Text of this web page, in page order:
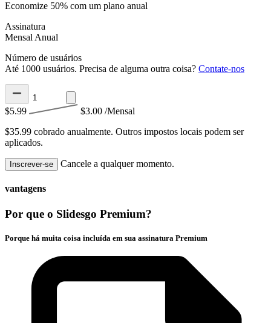
Economize 50% com um plano anual
Assinatura
Mensal Anual
Número de usuários
Até 1000 usuários. Precisa de alguma outra coisa? Contate-nos
$5.99 $3.00 /Mensal
$35.99 cobrado anualmente. Outros impostos locais podem ser
aplicados.
Inscrever-se Cancele a qualquer momento.
vantagens
Por que o Slidesgo Premium?
Porque há muita coisa incluída em sua assinatura Premium